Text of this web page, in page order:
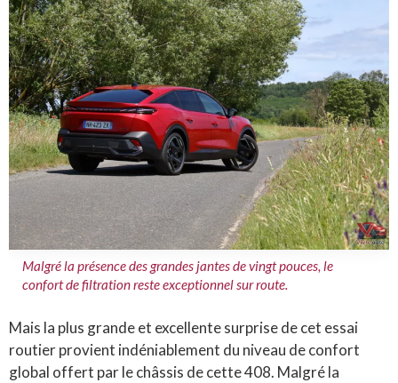
Malgré la présence des grandes jantes de vingt pouces, le
confort de filtration reste exceptionnel sur route.
Mais la plus grande et excellente surprise de cet essai
routier provient indéniablement du niveau de confort
global offert par le châssis de cette 408. Malgré la